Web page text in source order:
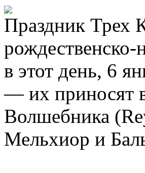
Праздник Трех
в этот день, 6
— их приносят
Волшебника
Мельхиор и